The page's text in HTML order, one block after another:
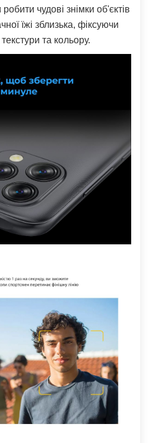
чудові знімки об'єктів
їжі зблизька, фіксуючи
та кольору.